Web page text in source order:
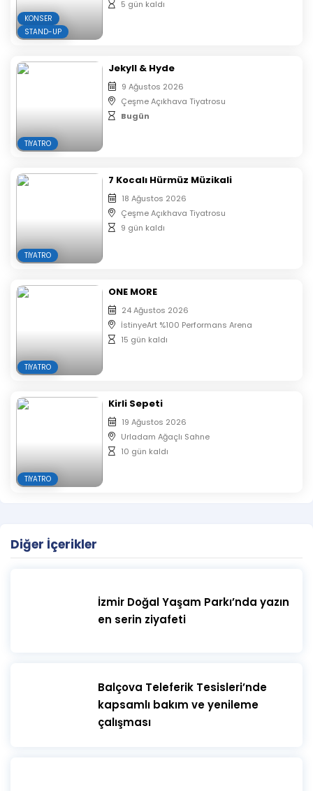
KONSER
STAND-UP
5 gün kaldı
TIYATRO
Jekyll & Hyde
9 Ağustos 2026
Çeşme Açıkhava Tiyatrosu
Bugün
TIYATRO
7 Kocalı Hürmüz Müzikali
18 Ağustos 2026
Çeşme Açıkhava Tiyatrosu
9 gün kaldı
TIYATRO
ONE MORE
24 Ağustos 2026
İstinyeArt %100 Performans Arena
15 gün kaldı
TIYATRO
Kirli Sepeti
19 Ağustos 2026
Urladam Ağaçlı Sahne
10 gün kaldı
Diğer İçerikler
İzmir Doğal Yaşam Parkı’nda yazın
en serin ziyafeti
​Balçova Teleferik Tesisleri’nde
kapsamlı bakım ve yenileme
çalışması